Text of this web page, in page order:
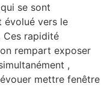
se sont
évolué vers le
Ces rapidité
rempart exposer
,
mettre fenêtre